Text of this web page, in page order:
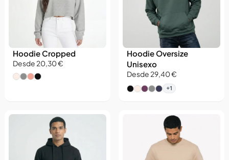
Hoodie Cropped
Desde 20,30 €
Hoodie Oversize
Unisexo
Desde 29,40 €
+1
Assistente virtual do Matter Studio